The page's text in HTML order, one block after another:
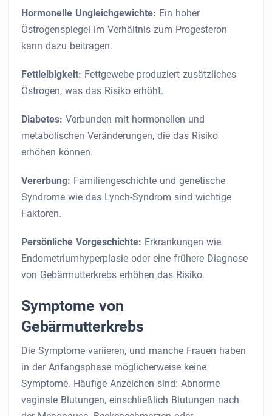
Hormonelle Ungleichgewichte: Ein hoher
Östrogenspiegel im Verhältnis zum Progesteron
kann dazu beitragen.
Fettleibigkeit: Fettgewebe produziert zusätzliches
Östrogen, was das Risiko erhöht.
Diabetes: Verbunden mit hormonellen und
metabolischen Veränderungen, die das Risiko
erhöhen können.
Vererbung: Familiengeschichte und genetische
Syndrome wie das Lynch-Syndrom sind wichtige
Faktoren.
Persönliche Vorgeschichte: Erkrankungen wie
Endometriumhyperplasie oder eine frühere Diagnose
von Gebärmutterkrebs erhöhen das Risiko.
Symptome von
Gebärmutterkrebs
Die Symptome variieren, und manche Frauen haben
in der Anfangsphase möglicherweise keine
Symptome. Häufige Anzeichen sind: Abnorme
vaginale Blutungen, einschließlich Blutungen nach